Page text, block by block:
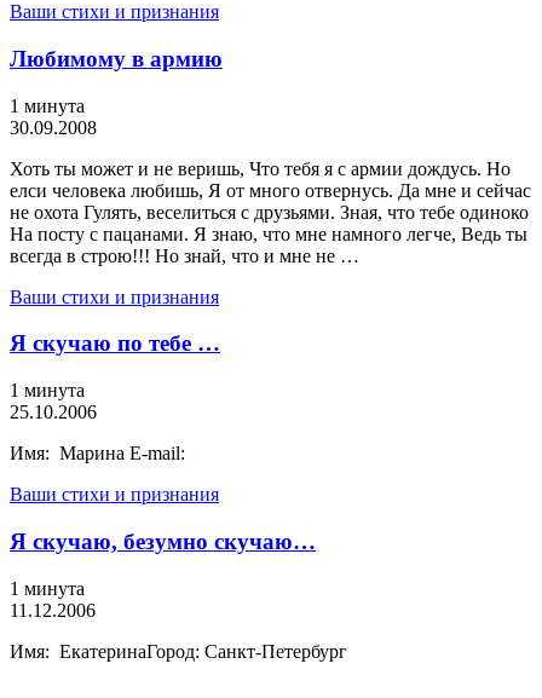
Ваши стихи и признания
Любимому в армию
1 минута
30.09.2008
Хоть ты может и не веришь, Что тебя я с армии дождусь. Но
елси человека любишь, Я от много отвернусь. Да мне и сейчас
не охота Гулять, веселиться с друзьями. Зная, что тебе одиноко
На посту с пацанами. Я знаю, что мне намного легче, Ведь ты
всегда в строю!!! Но знай, что и мне не …
Ваши стихи и признания
Я скучаю по тебе …
1 минута
25.10.2006
Имя: Марина E-mail:
Ваши стихи и признания
Я скучаю, безумно скучаю…
1 минута
11.12.2006
Имя: ЕкатеринаГород: Санкт-Петербург